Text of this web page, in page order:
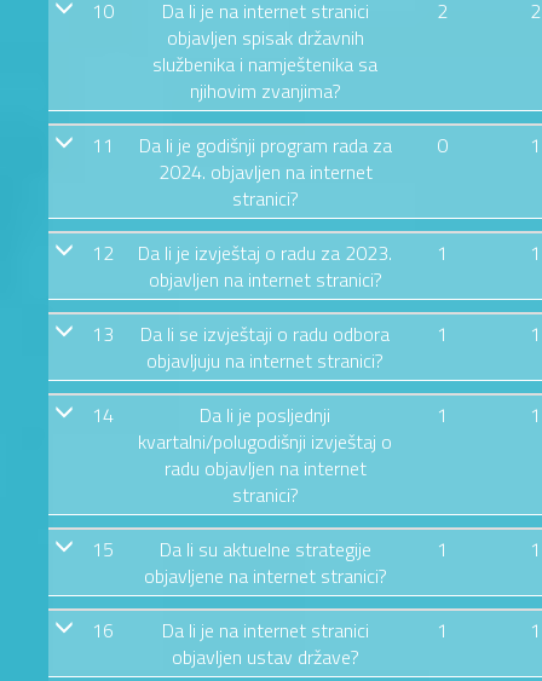
10
Da li je na internet stranici
objavljen spisak državnih
službenika i namještenika sa
njihovim zvanjima?
2 2
11
Da li je godišnji program rada za
2024. objavljen na internet
stranici?
0 1
12
Da li je izvještaj o radu za 2023.
objavljen na internet stranici?
1 1
13
Da li se izvještaji o radu odbora
objavljuju na internet stranici?
1 1
14
Da li je posljednji
kvartalni/polugodišnji izvještaj o
radu objavljen na internet
stranici?
1 1
15
Da li su aktuelne strategije
objavljene na internet stranici?
1 1
16
Da li je na internet stranici
objavljen ustav države?
1 1